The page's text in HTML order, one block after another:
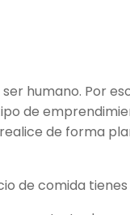
humano. Por
de
de forma
de comida